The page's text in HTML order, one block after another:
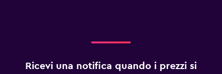
Ricevi una notifica quando i prezzi si